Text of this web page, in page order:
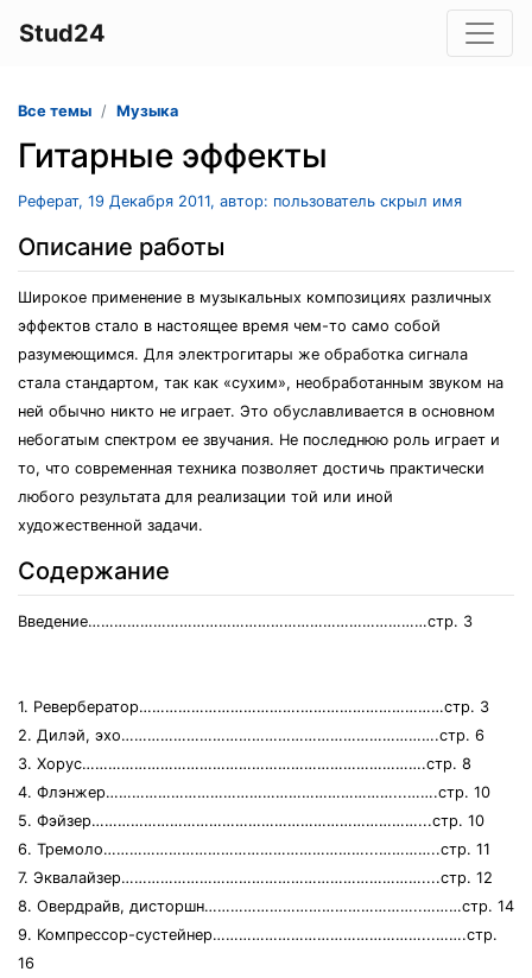
Stud24
Все темы Музыка
Гитарные эффекты
Реферат, 19 Декабря 2011, автор: пользователь скрыл имя
Описание работы
Широкое применение в музыкальных композициях различных
эффектов стало в настоящее время чем-то само собой
разумеющимся. Для электрогитары же обработка сигнала
стала стандартом, так как «сухим», необработанным звуком на
ней обычно никто не играет. Это обуславливается в основном
небогатым спектром ее звучания. Не последнюю роль играет и
то, что современная техника позволяет достичь практически
любого результата для реализации той или иной
художественной задачи.
Содержание
Введение……………………………………………………………………стр. 3
1. Ревербератор……………………………….……………………………стр. 3
2. Дилэй, эхо……………………………………………………………….стр. 6
3. Хорус…………………………………………………………………….стр. 8
4. Флэнжер…………………………………………………………...…….стр. 10
5. Фэйзер…………………………………………………………………...стр. 10
6. Тремоло……………………………………………………...…………..стр. 11
7. Эквалайзер……………………………………………………………....стр. 12
8. Овердрайв, дисторшн…………………………………………..………стр. 14
9. Компрессор-сустейнер…………………………………………...…….стр.
16